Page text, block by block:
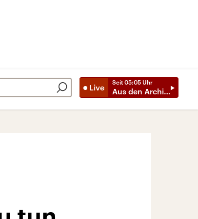
Live
Seit 05:05 Uhr
Aus den Archiven